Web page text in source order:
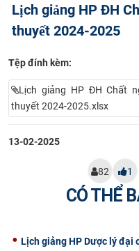
TUYỂN SINH
ĐÀO TẠO
ĐẢM BẢO CHẤT
CỰU NGƯỜI HỌC
Lịch giảng HP ĐH
thuyết 2024-2025
Tệp đính kèm:
Lịch giảng HP ĐH Chất
thuyết 2024-2025.xlsx
13-02-2025
82 1
CÓ THỂ
Lịch giảng HP Dược lý đại